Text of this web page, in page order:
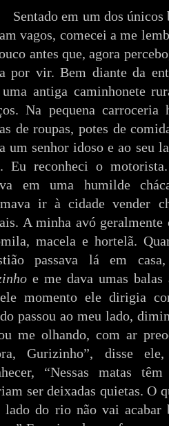
em um dos únicos
vagos, comecei a me
antes que, agora
por vir. Bem diante da
antiga caminhonete
Na pequena
de roupas, potes de
um senhor idoso e ao seu
Eu reconheci o
em uma humilde
ir à cidade vender
A minha avó
macela e hortelã.
passava lá em
e me dava umas
momento ele dirigia
passou ao meu lado,
me olhando, com ar
Gurizinho”, disse
“Nessas matas
ser deixadas quietas. O
lado do rio não vai acabar